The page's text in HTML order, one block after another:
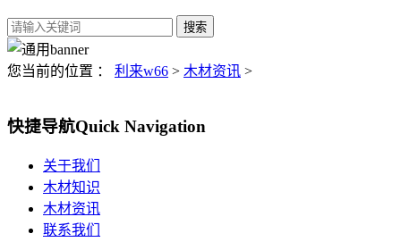
您当前的位置 ： 利来w66 > 木材资讯 >
快捷导航Quick Navigation
关于我们
木材知识
木材资讯
联系我们